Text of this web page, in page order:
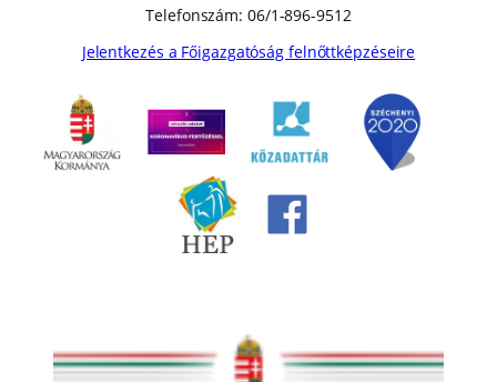
Telefonszám: 06/1-896-9512
Jelentkezés a Főigazgatóság felnőttképzéseire